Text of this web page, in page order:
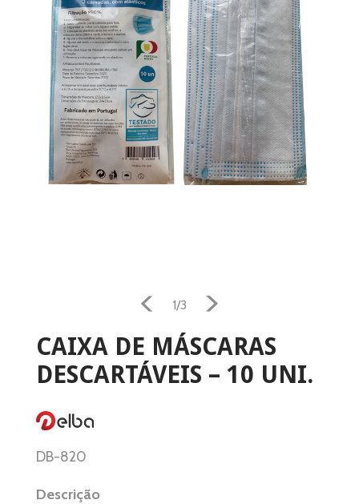
Aquecimento
Salamandra
Ventilação
1/3
CAIXA DE MÁSCARAS
DESCARTÁVEIS – 10 UNI.
DB-820
Descrição